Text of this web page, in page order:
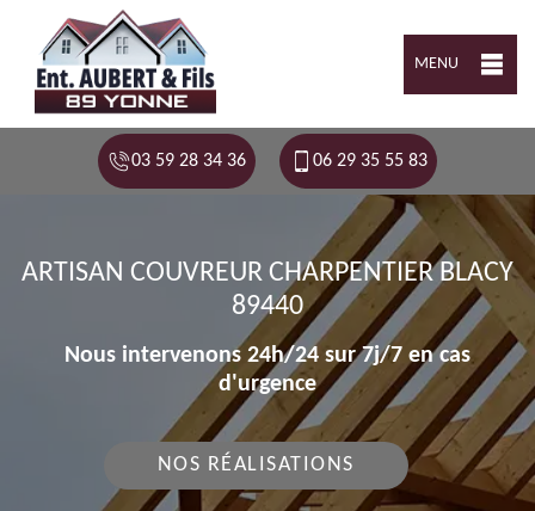
MENU
03 59 28 34 36 06 29 35 55 83
ARTISAN COUVREUR CHARPENTIER BLACY
89440
Nous intervenons 24h/24 sur 7j/7 en cas
d'urgence
NOS RÉALISATIONS